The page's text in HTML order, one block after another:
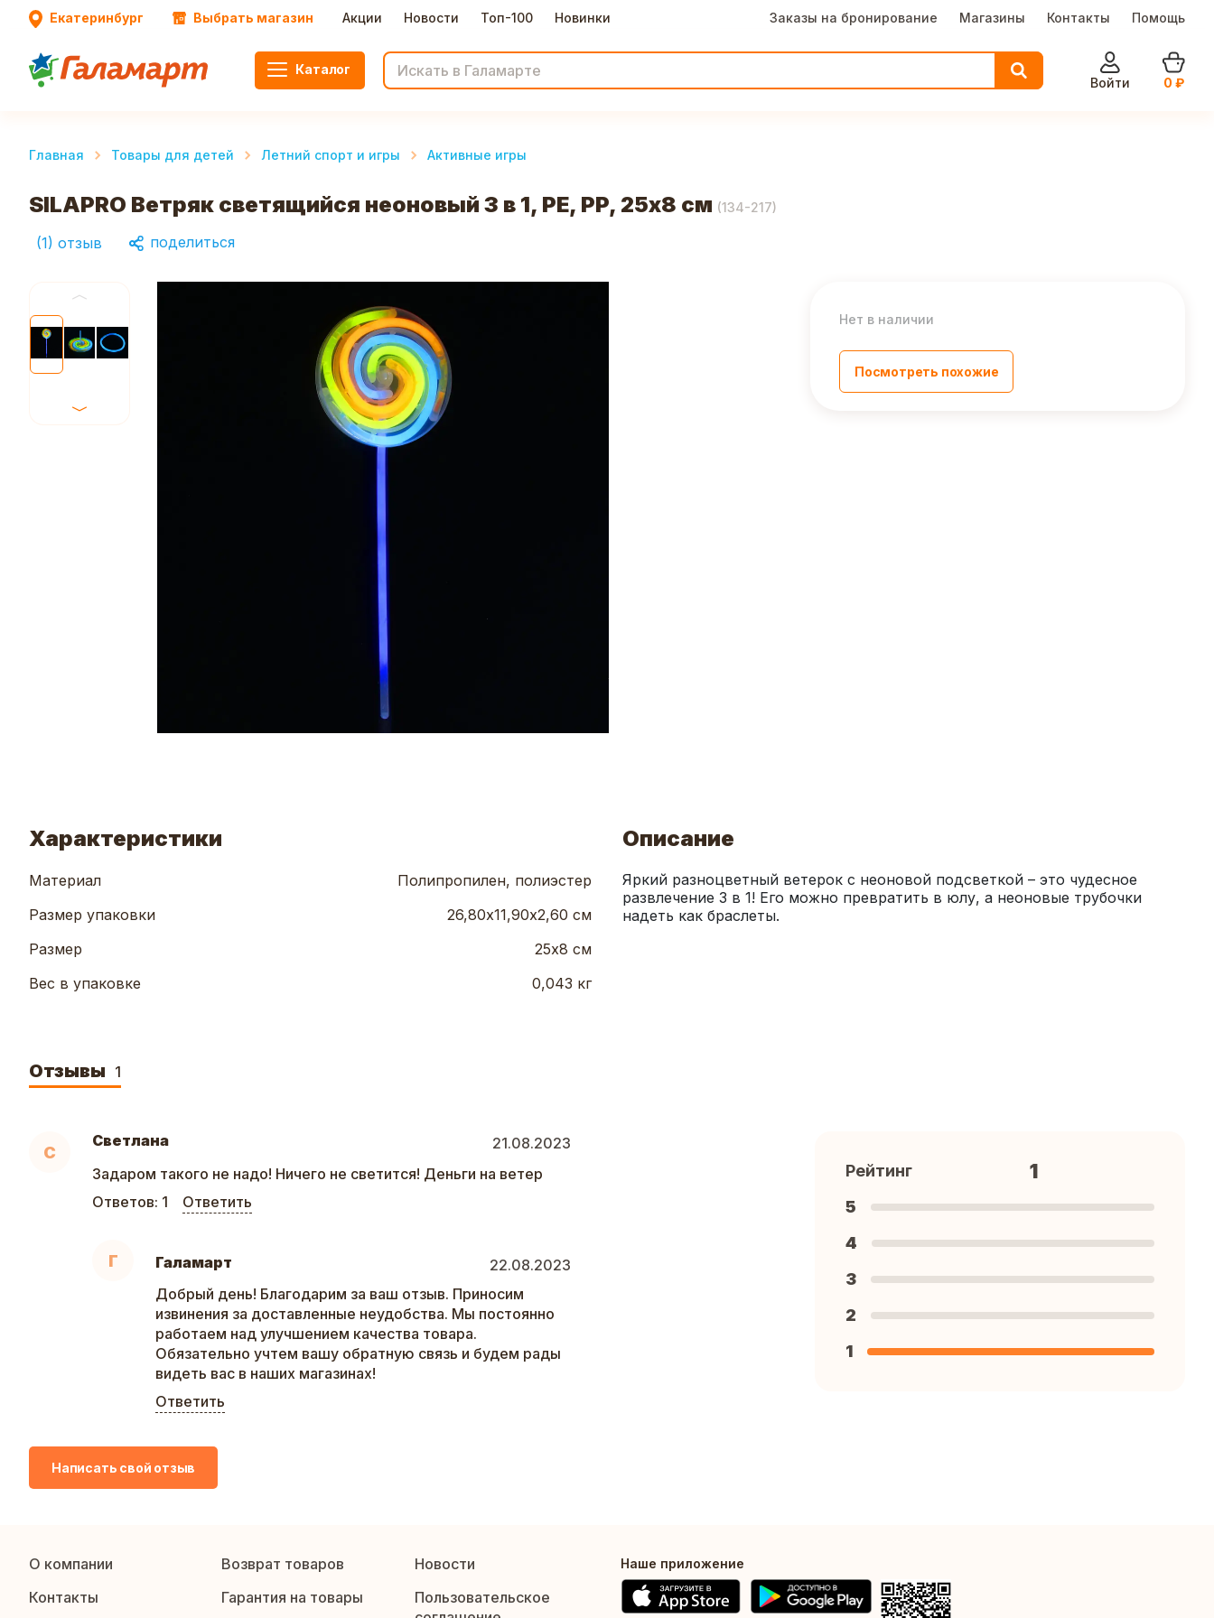
Екатеринбург Выбрать магазин Акции Новости Топ-100 Новинки Заказы на бронирование Магазины Контакты Помощь
Каталог
Войти
0 ₽
Главная Товары для детей Летний спорт и игры Активные игры
SILAPRO Ветряк светящийся неоновый 3 в 1, PE, PP, 25х8 см (134-217)
(1) отзыв поделиться
Нет в наличии
Посмотреть похожие
Характеристики
Материал
Полипропилен, полиэстер
Размер упаковки
26,80х11,90х2,60 см
Размер
25х8 см
Вес в упаковке
0,043 кг
Описание
Яркий разноцветный ветерок с неоновой подсветкой – это чудесное
развлечение 3 в 1! Его можно превратить в юлу, а неоновые трубочки
надеть как браслеты.
Отзывы 1
С
Светлана
21.08.2023
Задаром такого не надо! Ничего не светится! Деньги на ветер
Ответов: 1 Ответить
Г Галамарт
22.08.2023
Добрый день! Благодарим за ваш отзыв. Приносим
извинения за доставленные неудобства. Мы постоянно
работаем над улучшением качества товара.
Обязательно учтем вашу обратную связь и будем рады
видеть вас в наших магазинах!
Ответить
Рейтинг 1
5
4
3
2
1
Написать свой отзыв
О компании Возврат товаров
Новости
Контакты
Гарантия на товары
Пользовательское
Наше приложение